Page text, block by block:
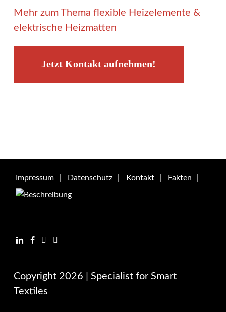
Mehr zum Thema flexible Heizelemente &
elektrische Heizmatten
Jetzt Kontakt aufnehmen!
Impressum Datenschutz Kontakt Fakten
Copyright 2026 | Specialist for Smart
Textiles